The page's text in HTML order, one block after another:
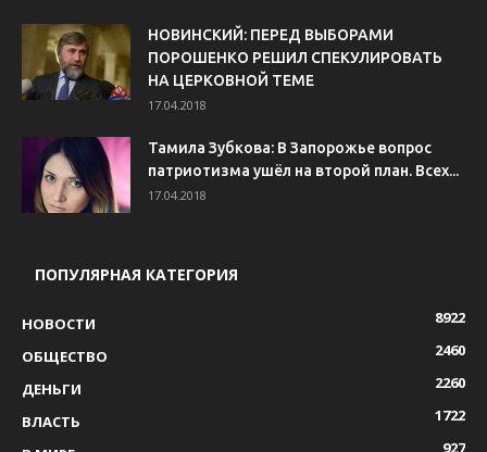
НОВИНСКИЙ: ПЕРЕД ВЫБОРАМИ
ПОРОШЕНКО РЕШИЛ СПЕКУЛИРОВАТЬ
НА ЦЕРКОВНОЙ ТЕМЕ
17.04.2018
Тамила Зубкова: В Запорожье вопрос
патриотизма ушёл на второй план. Всех...
17.04.2018
ПОПУЛЯРНАЯ КАТЕГОРИЯ
НОВОСТИ
8922
ОБЩЕСТВО
2460
ДЕНЬГИ
2260
ВЛАСТЬ
1722
927